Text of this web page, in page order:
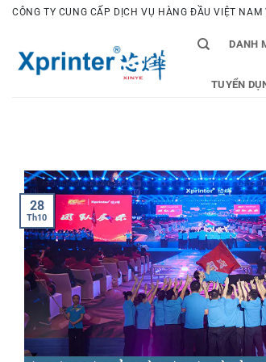
Bỏ
dung
CÔNG TY CUNG CẤP DỊCH VỤ HÀNG ĐẦU VIỆT
DANH
TUYỂN
28
Th10